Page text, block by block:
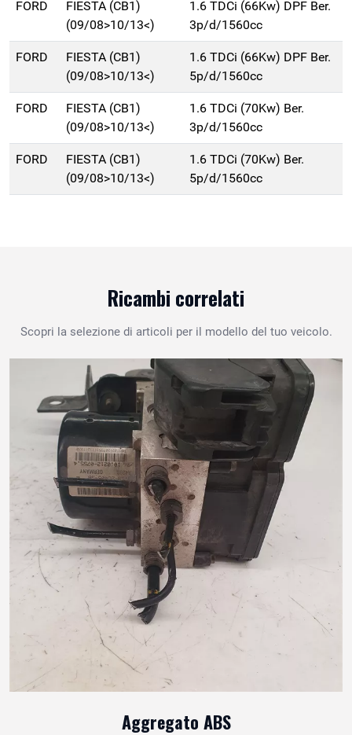
FORD
FIESTA (CB1)
(09/08>10/13<)
1.6 TDCi (66Kw) DPF Ber.
3p/d/1560cc
FORD
FIESTA (CB1)
(09/08>10/13<)
1.6 TDCi (66Kw) DPF Ber.
5p/d/1560cc
FORD
FIESTA (CB1)
(09/08>10/13<)
1.6 TDCi (70Kw) Ber.
3p/d/1560cc
FORD
FIESTA (CB1)
(09/08>10/13<)
1.6 TDCi (70Kw) Ber.
5p/d/1560cc
Ricambi correlati
Scopri la selezione di articoli per il modello del tuo veicolo.
Aggregato ABS